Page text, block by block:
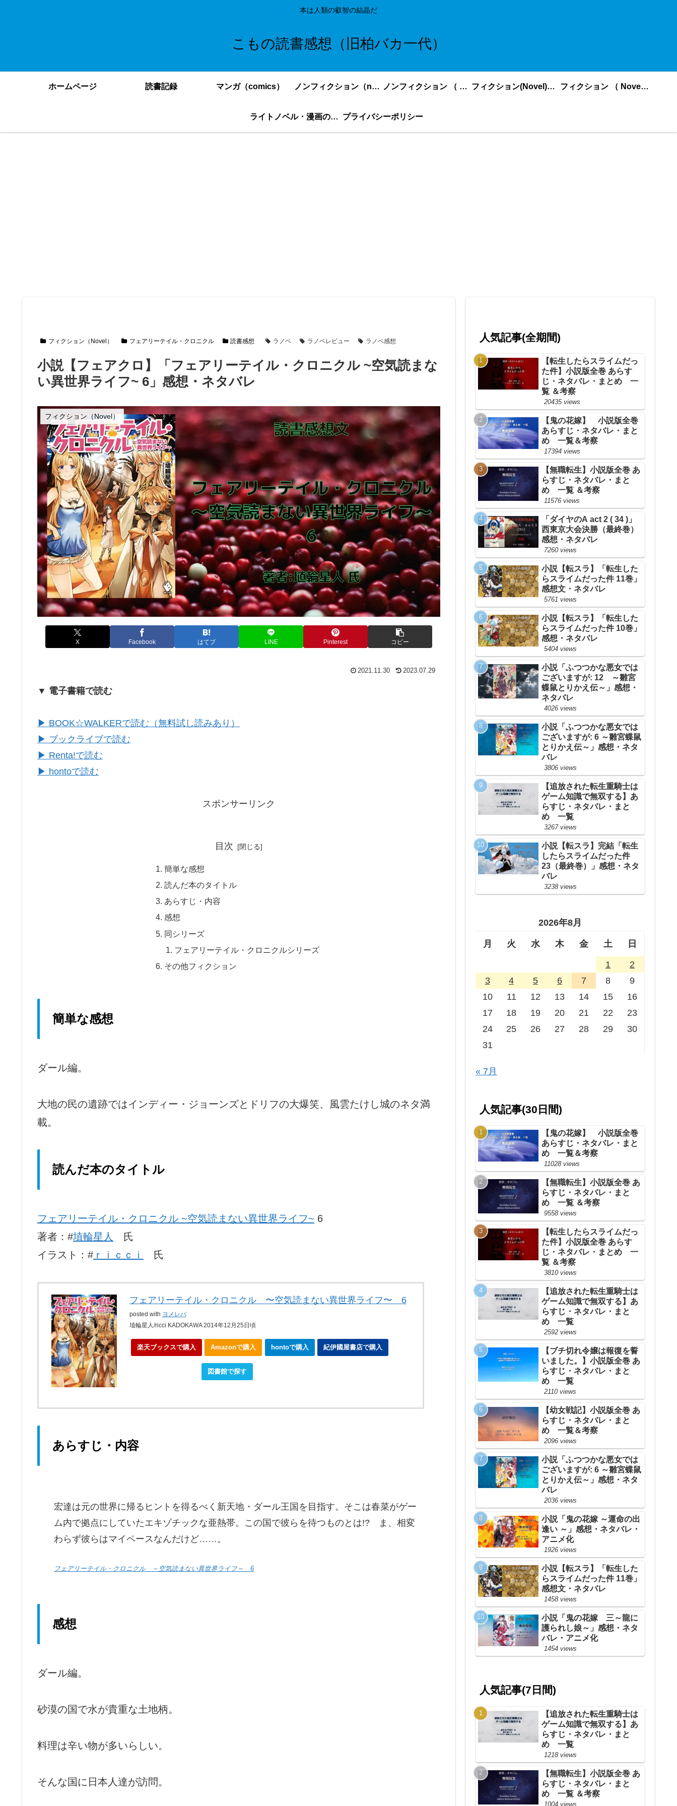
本は人類の叡智の結晶だ
こもの読書感想（旧柏バカ一代）
ホームページ 読書記録 マンガ（comics） ノンフィクション（nonfiction）更新順 ノンフィクション （ nonfiction ） あいうえお順 フィクション(Novel)更新順 フィクション （ Novel ） あいうえお順
ライトノベル・漫画の感想・ネタバレまとめ｜こもの読書感想 プライバシーポリシー
フィクション（Novel） フェアリーテイル・クロニクル 読書感想 ラノベ ラノベレビュー ラノベ感想
小説【フェアクロ】「フェアリーテイル・クロニクル ~空気読まな
い異世界ライフ~ 6」感想・ネタバレ
フィクション（Novel）
X Facebook はてブ LINE Pinterest コピー
2021.11.30 2023.07.29
▼ 電子書籍で読む
▶ BOOK☆WALKERで読む（無料試し読みあり）
▶ ブックライブで読む
▶ Renta!で読む
▶ hontoで読む
スポンサーリンク
目次
簡単な感想
読んだ本のタイトル
あらすじ・内容
感想
同シリーズ
フェアリーテイル・クロニクルシリーズ
その他フィクション
簡単な感想
ダール編。
大地の民の遺跡ではインディー・ジョーンズとドリフの大爆笑、風雲たけし城のネタ満
載。
読んだ本のタイトル
フェアリーテイル・クロニクル ~空気読まない異世界ライフ~ 6
著者：#埴輪星人
氏
イラスト：# ｒｉｃｃｉ 氏
フェアリーテイル・クロニクル 〜空気読まない異世界ライフ〜 6
posted with ヨメレバ
埴輪星人/ricci KADOKAWA 2014年12月25日頃
楽天ブックスで購入 Amazonで購入 hontoで購入 紀伊國屋書店で購入
図書館で探す
あらすじ・内容
宏達は元の世界に帰るヒントを得るべく新天地・ダール王国を目指す。そこは春菜がゲー
ム内で拠点にしていたエキゾチックな亜熱帯。この国で彼らを待つものとは!? ま、相変
わらず彼らはマイペースなんだけど……。
フェアリーテイル・クロニクル ～空気読まない異世界ライフ～ 6
感想
ダール編。
砂漠の国で水が貴重な土地柄。
料理は辛い物が多いらしい。
そんな国に日本人達が訪問。
人気記事(全期間)
【転生したらスライムだっ
た件】小説版全巻 あらす
じ・ネタバレ・まとめ 一
覧 ＆考察
20435 views
【鬼の花嫁】 小説版全巻
あらすじ・ネタバレ・まと
め 一覧＆考察
17394 views
【無職転生】小説版全巻 あ
らすじ・ネタバレ・まと
め 一覧 ＆考察
11576 views
「ダイヤのA act 2 ( 34 )」
西東京大会決勝（最終巻）
感想・ネタバレ
7260 views
小説【転スラ】「転生した
らスライムだった件 11巻」
感想文・ネタバレ
5761 views
小説【転スラ】「転生した
らスライムだった件 10巻」
感想・ネタバレ
5404 views
小説「ふつつかな悪女では
ございますが: 12 ～雛宮
蝶鼠とりかえ伝～」感想・
ネタバレ
4026 views
小説「ふつつかな悪女では
ございますが: 6 ～雛宮蝶鼠
とりかえ伝～」感想・ネタ
バレ
3806 views
【追放された転生重騎士は
ゲーム知識で無双する】あ
らすじ・ネタバレ・まと
め 一覧
3267 views
小説【転スラ】完結「転生
したらスライムだった件
23（最終巻）」感想・ネタ
バレ
3238 views
2026年8月
月 火 水 木 金 土 日
1
2
3
4 5 6 7 8
9
10
11 12 13 14 15
16
17
18 19 20 21 22
23
24
25 26 27 28 29
30
31
« 7月
人気記事(30日間)
【鬼の花嫁】 小説版全巻
あらすじ・ネタバレ・まと
め 一覧＆考察
11028 views
【無職転生】小説版全巻 あ
らすじ・ネタバレ・まと
め 一覧 ＆考察
9558 views
【転生したらスライムだっ
た件】小説版全巻 あらす
じ・ネタバレ・まとめ 一
覧 ＆考察
3810 views
【追放された転生重騎士は
ゲーム知識で無双する】あ
らすじ・ネタバレ・まと
め 一覧
2592 views
【ブチ切れ令嬢は報復を誓
いました。】小説版全巻 あ
らすじ・ネタバレ・まと
め 一覧
2110 views
【幼女戦記】小説版全巻 あ
らすじ・ネタバレ・まと
め 一覧＆考察
2096 views
小説「ふつつかな悪女では
ございますが: 6 ～雛宮蝶鼠
とりかえ伝～」感想・ネタ
バレ
2036 views
小説「鬼の花嫁 ～運命の出
逢い ～」感想・ネタバレ・
アニメ化
1926 views
小説【転スラ】「転生した
らスライムだった件 11巻」
感想文・ネタバレ
1458 views
小説「鬼の花嫁 三～龍に
護られし娘～」感想・ネタ
バレ・アニメ化
1454 views
人気記事(7日間)
【追放された転生重騎士は
ゲーム知識で無双する】あ
らすじ・ネタバレ・まと
め 一覧
1218 views
【無職転生】小説版全巻 あ
らすじ・ネタバレ・まと
め 一覧 ＆考察
1004 views